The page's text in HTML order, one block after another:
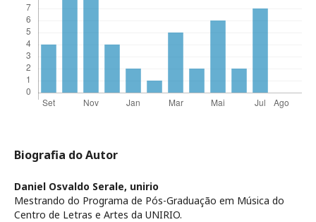
Biografia do Autor
Daniel Osvaldo Serale, unirio
Mestrando do Programa de Pós-Graduação em Música do
Centro de Letras e Artes da UNIRIO.